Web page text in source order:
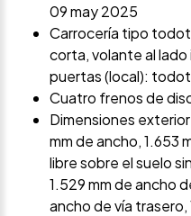
09 may 2025
Carrocería tipo
corta, volante al
puertas (local):
Cuatro frenos de
Dimensiones
mm de ancho, 1.653
libre sobre el suelo
1.529 mm de ancho
ancho de vía trasero,